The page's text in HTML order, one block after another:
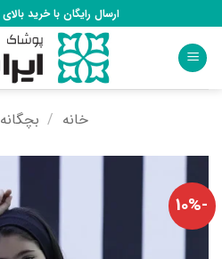
to
content
ارسال رایگان با خرید بالای 2 میلیون تومان
خانه / بچگانه
-10%